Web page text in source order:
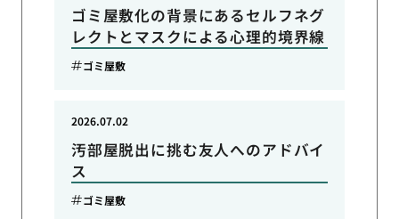
ゴミ屋敷化の背景にあるセルフネグ
レクトとマスクによる心理的境界線
ゴミ屋敷
汚部屋脱出に挑む友人へのアドバイ
ス
2026.07.02
ゴミ屋敷